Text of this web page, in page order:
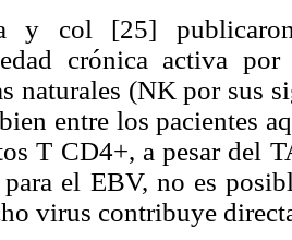
y col [25]
crónica activa
naturales (NK por sus
entre los pacientes
T CD4+, a pesar del
el EBV, no es
virus contribuye